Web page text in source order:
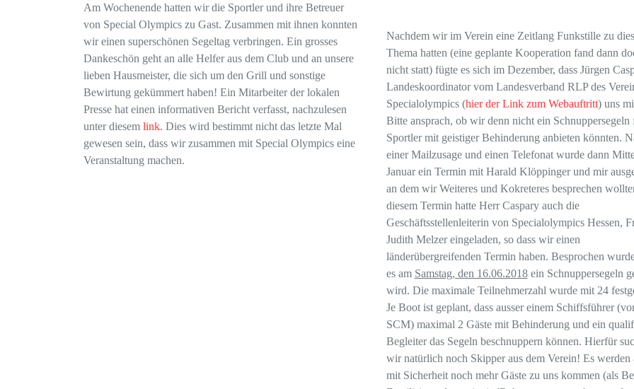
Am Wochenende hatten wir die Sportler und ihre Betreuer
von Special Olympics zu Gast. Zusammen mit ihnen konnten
wir einen superschönen Segeltag verbringen. Ein grosses
Dankeschön geht an alle Helfer aus dem Club und an unsere
lieben Hausmeister, die sich um den Grill und sonstige
Bewirtung gekümmert haben! Ein Mitarbeiter der lokalen
Presse hat einen informativen Bericht verfasst, nachzulesen
unter diesem link. Dies wird bestimmt nicht das letzte Mal
gewesen sein, dass wir zusammen mit Special Olympics eine
Veranstaltung machen.
Nachdem wir im Verein eine Zeitlang Funkstille zu
Thema hatten (eine geplante Kooperation fand dann
nicht statt) fügte es sich im Dezember, dass Jürgen
Landeskoordinator vom Landesverband RLP des
Specialolympics (hier der Link zum Webauftritt) uns
Bitte ansprach, ob wir denn nicht ein Schnuppersegeln
Sportler mit geistiger Behinderung anbieten könnten.
einer Mailzusage und einen Telefonat wurde dann
Januar ein Termin mit Harald Klöppinger und mir
an dem wir Weiteres und Kokreteres besprechen
diesem Termin hatte Herr Caspary auch die
Geschäftsstellenleiterin von Specialolympics Hessen,
Judith Melzer eingeladen, so dass wir einen
länderübergreifenden Termin haben. Besprochen
es am Samstag, den 16.06.2018ein Schnuppersegeln
wird. Die maximale Teilnehmerzahl wurde mit 24
Je Boot ist geplant, dass ausser einem Schiffsführer
SCM) maximal 2 Gäste mit Behinderung und ein
Begleiter das Segeln beschnuppern können. Hierfür
wir natürlich noch Skipper aus dem Verein! Es werden
mit Sicherheit noch mehr Gäste zu uns kommen (als